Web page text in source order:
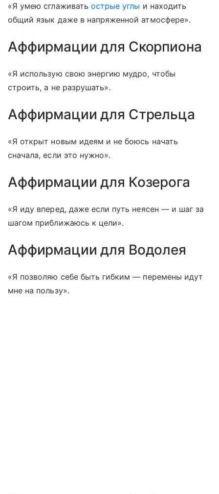
«Я умею сглаживать острые углы и находить
общий язык даже в напряженной атмосфере».
Аффирмации для Скорпиона
«Я использую свою энергию мудро, чтобы
строить, а не разрушать».
Аффирмации для Стрельца
«Я открыт новым идеям и не боюсь начать
сначала, если это нужно».
Аффирмации для Козерога
«Я иду вперед, даже если путь неясен — и шаг за
шагом приближаюсь к цели».
Аффирмации для Водолея
«Я позволяю себе быть гибким — перемены идут
мне на пользу».